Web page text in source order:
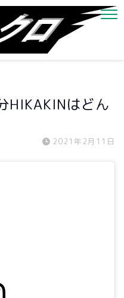
HIKAKINはどん
2021年2月11日